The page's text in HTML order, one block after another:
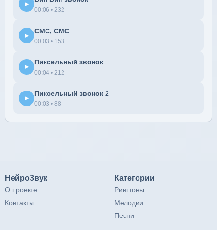
▶
00:06 • 232
▶
СМС, СМС
00:03 • 153
▶
Пиксельный звонок
00:04 • 212
▶
Пиксельный звонок 2
00:03 • 88
НейроЗвук
О проекте
Контакты
Категории
Рингтоны
Мелодии
Песни